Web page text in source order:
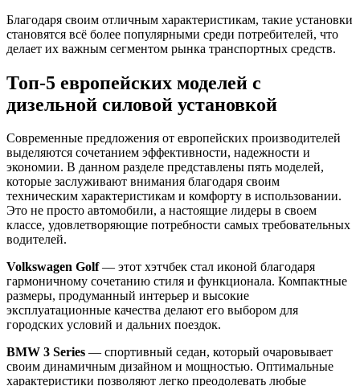
Благодаря своим отличным характеристикам, такие установки
становятся всё более популярными среди потребителей, что
делает их важным сегментом рынка транспортных средств.
Топ-5 европейских моделей с
дизельной силовой установкой
Современные предложения от европейских производителей
выделяются сочетанием эффективности, надежности и
экономии. В данном разделе представлены пять моделей,
которые заслуживают внимания благодаря своим
техническим характеристикам и комфорту в использовании.
Это не просто автомобили, а настоящие лидеры в своем
классе, удовлетворяющие потребности самых требовательных
водителей.
Volkswagen Golf— этот хэтчбек стал иконой благодаря
гармоничному сочетанию стиля и функционала. Компактные
размеры, продуманный интерьер и высокие
эксплуатационные качества делают его выбором для
городских условий и дальних поездок.
BMW 3 Series — спортивный седан, который очаровывает
своим динамичным дизайном и мощностью. Оптимальные
характеристики позволяют легко преодолевать любые